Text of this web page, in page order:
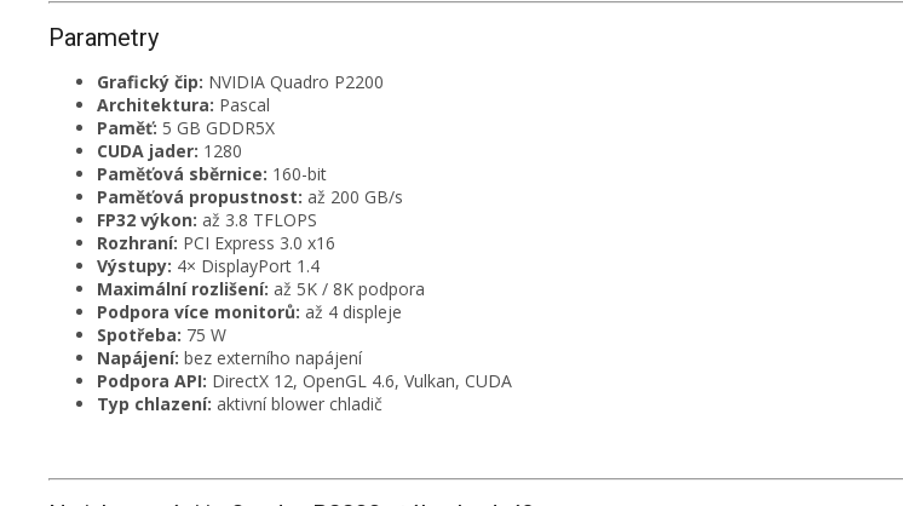
Parametry
Grafický čip: NVIDIA Quadro P2200
Architektura: Pascal
Paměť: 5 GB GDDR5X
CUDA jader: 1280
Paměťová sběrnice: 160-bit
Paměťová propustnost: až 200 GB/s
FP32 výkon: až 3.8 TFLOPS
Rozhraní: PCI Express 3.0 x16
Výstupy: 4× DisplayPort 1.4
Maximální rozlišení: až 5K / 8K podpora
Podpora více monitorů: až 4 displeje
Spotřeba: 75 W
Napájení: bez externího napájení
Podpora API: DirectX 12, OpenGL 4.6, Vulkan, CUDA
Typ chlazení: aktivní blower chladič